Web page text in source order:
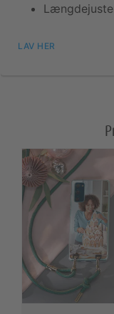
Fotobogsidéer
Pixum fotounivers
skumplade
LAV HER